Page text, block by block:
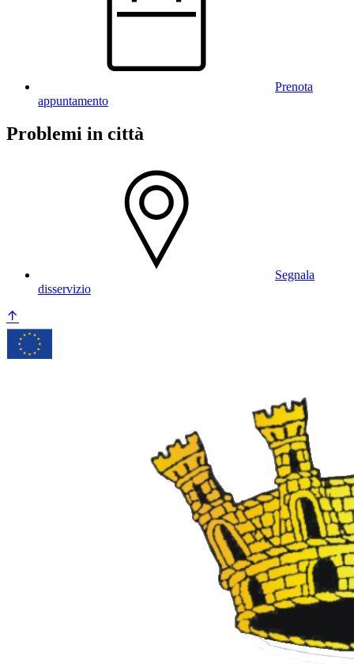
Prenota
appuntamento
Problemi in città
Segnala
disservizio